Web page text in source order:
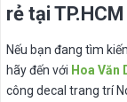
rẻ tại TP.HCM
Nếu bạn đang tìm
hãy đến với Hoa Văn
công decal trang trí